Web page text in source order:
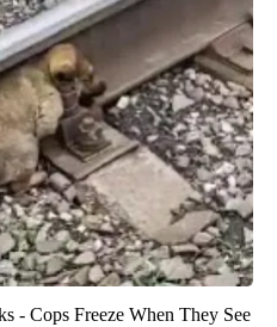
- Cops Freeze When They See